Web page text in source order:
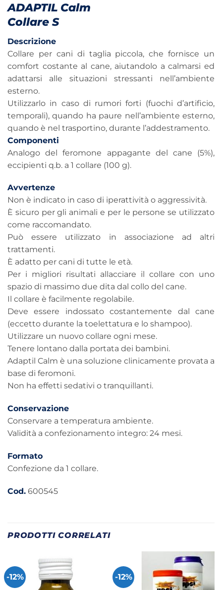
ADAPTIL Calm
Collare S
Descrizione
Collare per cani di taglia piccola, che fornisce un
comfort costante al cane, aiutandolo a calmarsi ed
adattarsi alle situazioni stressanti nell’ambiente
esterno.
Utilizzarlo in caso di rumori forti (fuochi d’artificio,
temporali), quando ha paure nell’ambiente esterno,
quando è nel trasportino, durante l’addestramento.
Componenti
Analogo del feromone appagante del cane (5%),
eccipienti q.b. a 1 collare (100 g).
Avvertenze
Non è indicato in caso di iperattività o aggressività.
È sicuro per gli animali e per le persone se utilizzato
come raccomandato.
Può essere utilizzato in associazione ad altri
trattamenti.
È adatto per cani di tutte le età.
Per i migliori risultati allacciare il collare con uno
spazio di massimo due dita dal collo del cane.
Il collare è facilmente regolabile.
Deve essere indossato costantemente dal cane
(eccetto durante la toelettatura e lo shampoo).
Utilizzare un nuovo collare ogni mese.
Tenere lontano dalla portata dei bambini.
Adaptil Calm è una soluzione clinicamente provata a
base di feromoni.
Non ha effetti sedativi o tranquillanti.
Conservazione
Conservare a temperatura ambiente.
Validità a confezionamento integro: 24 mesi.
Formato
Confezione da 1 collare.
Cod. 600545
PRODOTTI CORRELATI
-12% -12%